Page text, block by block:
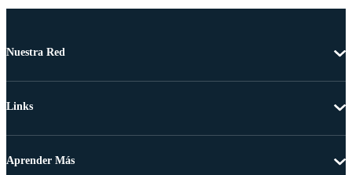
Nuestra Red
Links
Aprender Más